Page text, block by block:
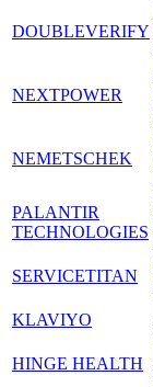
DOUBLEVERIFY
NEXTPOWER
NEMETSCHEK
PALANTIR
TECHNOLOGIES
SERVICETITAN
KLAVIYO
HINGE HEALTH